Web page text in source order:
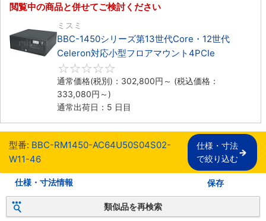
閲覧中の商品と併せてご検討ください
ミスミ
BBC-1450シリーズ第13世代Core・12世代
Celeron対応小型フロアマウント4PCIe
通常価格(税別)： 302,800円 ～ (税込価格：
333,080円 ～)
通常出荷日：5 日目
型番: BBC-RM1450-AC64U50S04S02-
W11-46
仕様・寸法
で絞り込む
仕様・寸法情報 保存
類似品を再検索